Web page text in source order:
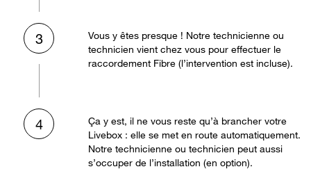
3
Vous y êtes presque ! Notre technicienne ou
technicien vient chez vous pour effectuer le
raccordement Fibre (l’intervention est incluse).
4
Ça y est, il ne vous reste qu’à brancher votre
Livebox : elle se met en route automatiquement.
Notre technicienne ou technicien peut aussi
s’occuper de l’installation (en option).